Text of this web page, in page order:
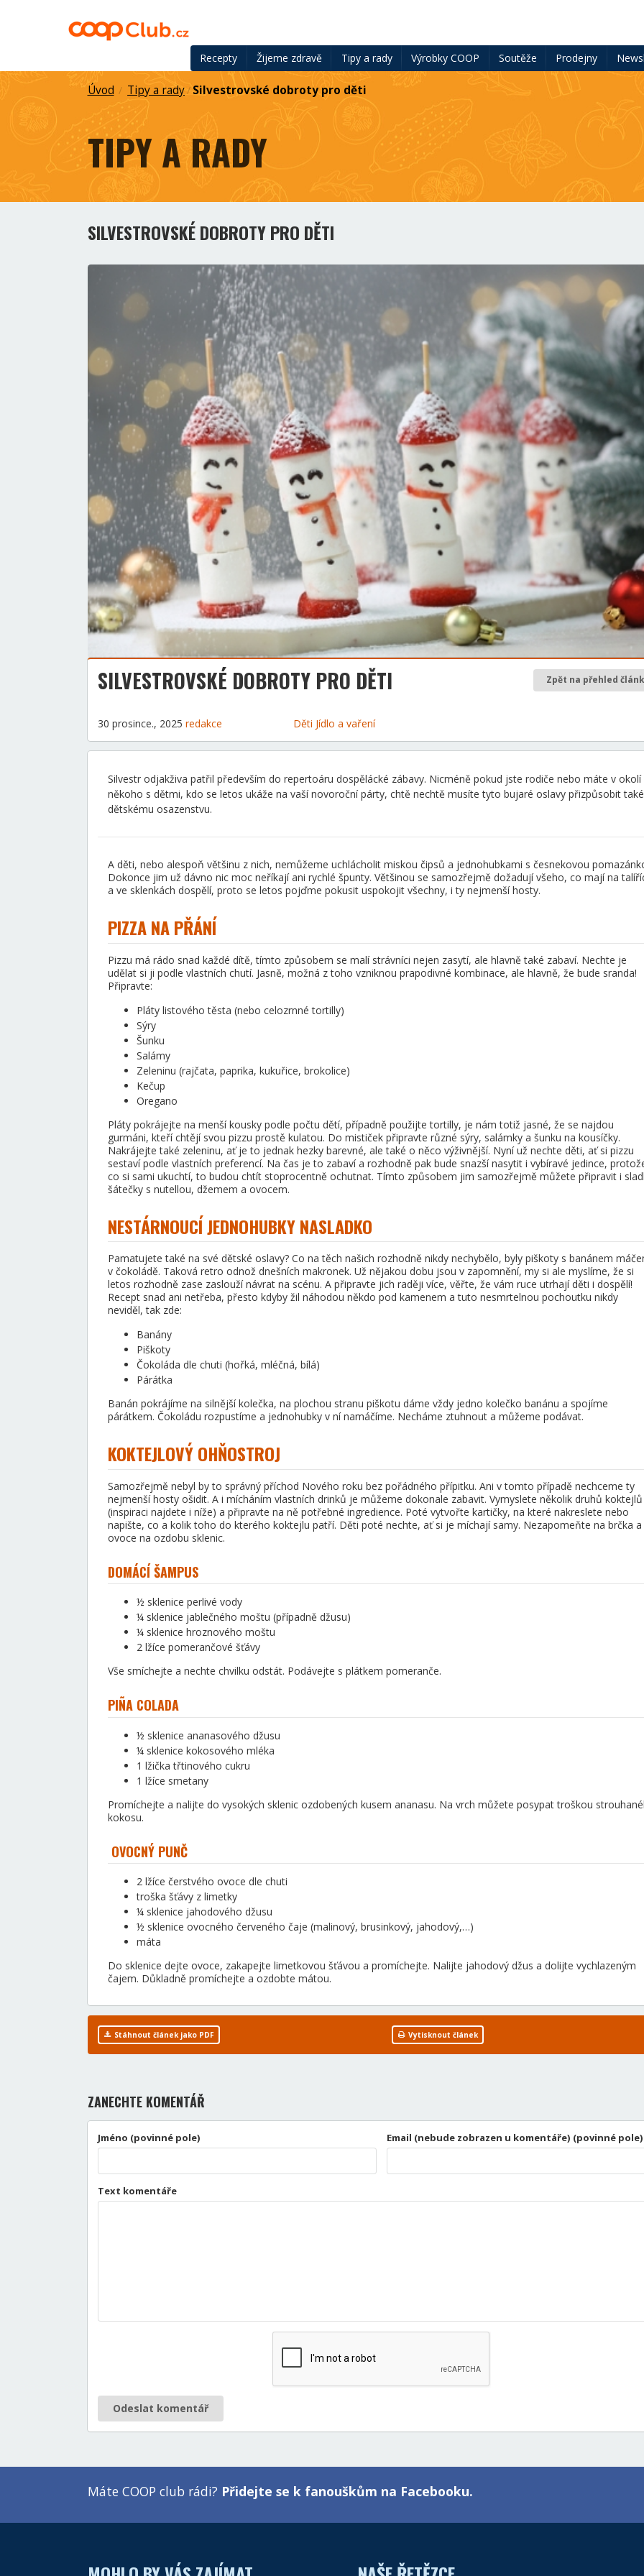
Recepty Žijeme zdravě Tipy a rady Výrobky COOP Soutěže Prodejny
Úvod / Tipy a rady/ Silvestrovské dobroty pro děti
TIPY A RADY
SILVESTROVSKÉ DOBROTY PRO DĚTI
SILVESTROVSKÉ DOBROTY PRO DĚTI Zpět na přehled
30 prosince., 2025 redakce Děti Jídlo a vaření
Silvestr odjakživa patřil především do repertoáru dospělácké zábavy. Nicméně pokud jste rodiče nebo máte v okolí
někoho s dětmi, kdo se letos ukáže na vaší novoroční párty, chtě nechtě musíte tyto bujaré oslavy přizpůsobit také
dětskému osazenstvu.
A děti, nebo alespoň většinu z nich, nemůžeme uchlácholit miskou čipsů a jednohubkami s česnekovou
Dokonce jim už dávno nic moc neříkají ani rychlé špunty. Většinou se samozřejmě dožadují všeho, co mají na
a ve sklenkách dospělí, proto se letos pojďme pokusit uspokojit všechny, i ty nejmenší hosty.
PIZZA NA PŘÁNÍ
Pizzu má rádo snad každé dítě, tímto způsobem se malí strávníci nejen zasytí, ale hlavně také zabaví. Nechte je
udělat si ji podle vlastních chutí. Jasně, možná z toho vzniknou prapodivné kombinace, ale hlavně, že bude sranda!
Připravte:
Pláty listového těsta (nebo celozrnné tortilly)
Sýry
Šunku
Salámy
Zeleninu (rajčata, paprika, kukuřice, brokolice)
Kečup
Oregano
Pláty pokrájejte na menší kousky podle počtu dětí, případně použijte tortilly, je nám totiž jasné, že se najdou
gurmáni, kteří chtějí svou pizzu prostě kulatou. Do mističek připravte různé sýry, salámky a šunku na kousíčky.
Nakrájejte také zeleninu, ať je to jednak hezky barevné, ale také o něco výživnější. Nyní už nechte děti, ať si pizzu
sestaví podle vlastních preferencí. Na čas je to zabaví a rozhodně pak bude snazší nasytit i vybíravé jedince,
co si sami ukuchtí, to budou chtít stoprocentně ochutnat. Tímto způsobem jim samozřejmě můžete připravit i
šátečky s nutellou, džemem a ovocem.
NESTÁRNOUCÍ JEDNOHUBKY NASLADKO
Pamatujete také na své dětské oslavy? Co na těch našich rozhodně nikdy nechybělo, byly piškoty s banánem
v čokoládě. Taková retro odnož dnešních makronek. Už nějakou dobu jsou v zapomnění, my si ale myslíme, že si
letos rozhodně zase zaslouží návrat na scénu. A připravte jich raději více, věřte, že vám ruce utrhají děti i dospělí!
Recept snad ani netřeba, přesto kdyby žil náhodou někdo pod kamenem a tuto nesmrtelnou pochoutku nikdy
neviděl, tak zde:
Banány
Piškoty
Čokoláda dle chuti (hořká, mléčná, bílá)
Párátka
Banán pokrájíme na silnější kolečka, na plochou stranu piškotu dáme vždy jedno kolečko banánu a spojíme
párátkem. Čokoládu rozpustíme a jednohubky v ní namáčíme. Necháme ztuhnout a můžeme podávat.
KOKTEJLOVÝ OHŇOSTROJ
Samozřejmě nebyl by to správný příchod Nového roku bez pořádného přípitku. Ani v tomto případě nechceme ty
nejmenší hosty ošidit. A i mícháním vlastních drinků je můžeme dokonale zabavit. Vymyslete několik druhů koktejlů
(inspiraci najdete i níže) a připravte na ně potřebné ingredience. Poté vytvořte kartičky, na které nakreslete nebo
napište, co a kolik toho do kterého koktejlu patří. Děti poté nechte, ať si je míchají samy. Nezapomeňte na brčka a
ovoce na ozdobu sklenic.
DOMÁCÍ ŠAMPUS
½ sklenice perlivé vody
¼ sklenice jablečného moštu (případně džusu)
¼ sklenice hroznového moštu
2 lžíce pomerančové šťávy
Vše smíchejte a nechte chvilku odstát. Podávejte s plátkem pomeranče.
PIÑA COLADA
½ sklenice ananasového džusu
¼ sklenice kokosového mléka
1 lžička třtinového cukru
1 lžíce smetany
Promíchejte a nalijte do vysokých sklenic ozdobených kusem ananasu. Na vrch můžete posypat troškou
kokosu.
OVOCNÝ PUNČ
2 lžíce čerstvého ovoce dle chuti
troška šťávy z limetky
¼ sklenice jahodového džusu
½ sklenice ovocného červeného čaje (malinový, brusinkový, jahodový,…)
máta
Do sklenice dejte ovoce, zakapejte limetkovou šťávou a promíchejte. Nalijte jahodový džus a dolijte vychlazeným
čajem. Důkladně promíchejte a ozdobte mátou.
Stáhnout článek jako PDF Vytisknout článek
ZANECHTE KOMENTÁŘ
Jméno (povinné pole) Email (nebude zobrazen u komentáře) (povinné pole)
Text komentáře
Odeslat komentář
Máte COOP club rádi? Přidejte se k fanouškům na Facebooku.